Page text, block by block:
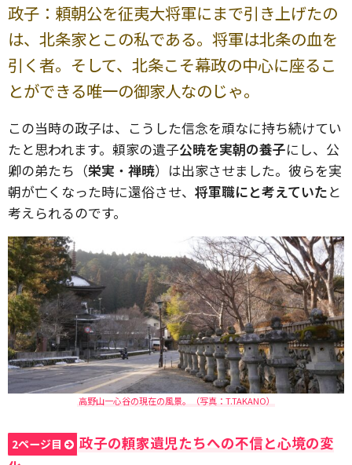
政子：頼朝公を征夷大将軍にまで引き上げたの
は、北条家とこの私である。将軍は北条の血を
引く者。そして、北条こそ幕政の中心に座るこ
とができる唯一の御家人なのじゃ。
この当時の政子は、こうした信念を頑なに持ち続けてい
たと思われます。頼家の遺子公暁を実朝の養子にし、公
卿の弟たち（栄実 ・ 禅暁）は出家させました。彼らを実
朝が亡くなった時に還俗させ、 将軍職にと考えていたと
考えられるのです。
高野山一心谷の現在の風景。（写真：T.TAKANO）
2ページ目
政子の頼家遺児たちへの不信と心境の変